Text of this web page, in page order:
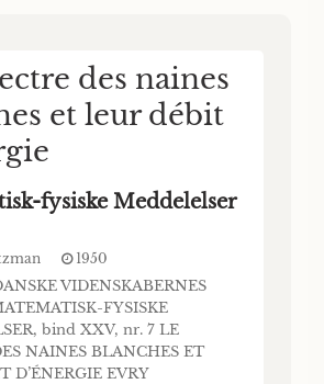
des naines
et leur débit
fysiske Meddelelser
1950
VIDENSKABERNES
FYSISKE
bind XXV, nr. 7 LE
NAINES BLANCHES ET
D’ÉNERGIE EVRY